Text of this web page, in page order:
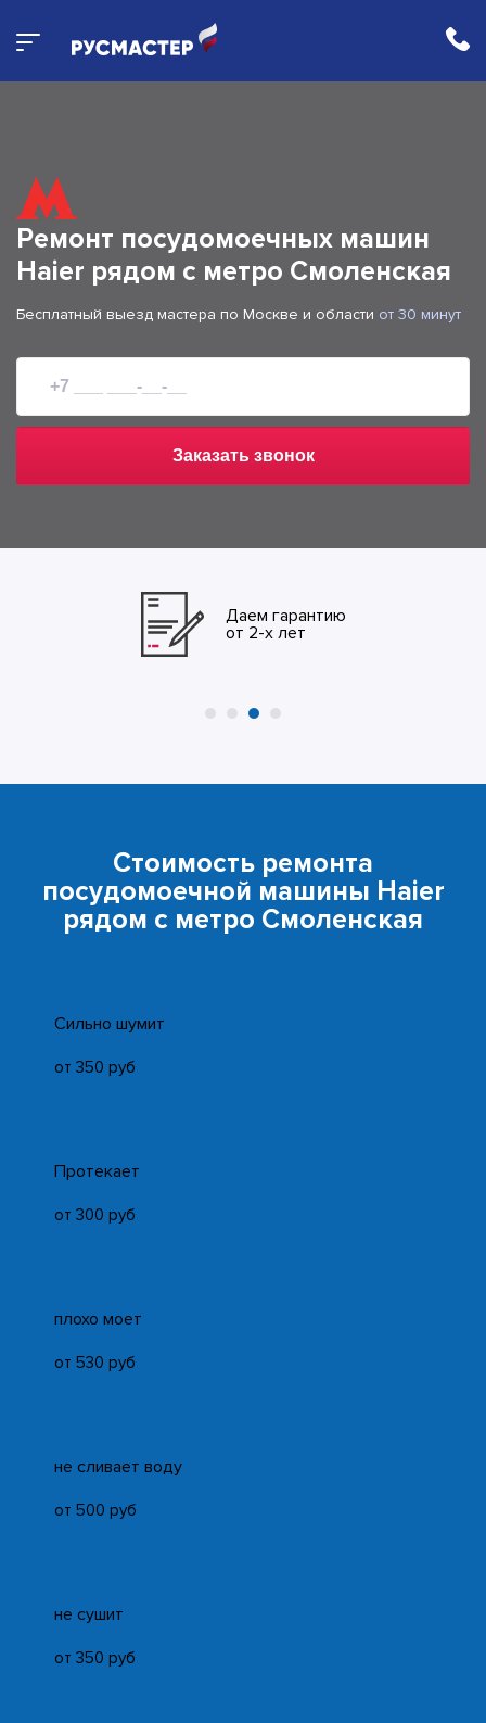
Ремонт посудомоечных машин
Haier рядом с метро Смоленская
Бесплатный выезд мастера по Москве и области от 30 минут
Заказать звонок
Даем гарантию
от 2-х лет
Стоимость ремонта
посудомоечной машины Haier
рядом с метро Смоленская
Cильно шумит
от 350 руб
Протекает
от 300 руб
плохо моет
от 530 руб
не сливает воду
от 500 руб
не сушит
от 350 руб